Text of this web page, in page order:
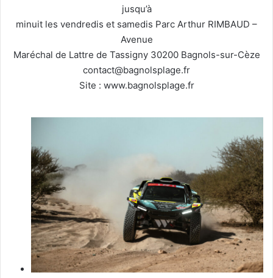
jusqu’à
minuit les vendredis et samedis Parc Arthur RIMBAUD –
Avenue
Maréchal de Lattre de Tassigny 30200 Bagnols-sur-Cèze
contact@bagnolsplage.fr
Site : www.bagnolsplage.fr